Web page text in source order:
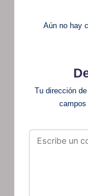
Aún no hay
Tu dirección
campos